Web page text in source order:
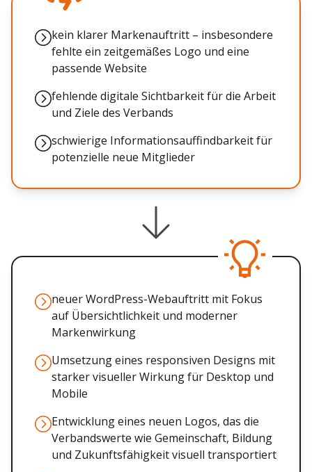
kein klarer Markenauftritt – insbesondere
fehlte ein zeitgemäßes Logo und eine
passende Website
fehlende digitale Sichtbarkeit für die Arbeit
und Ziele des Verbands
schwierige Informationsauffindbarkeit für
potenzielle neue Mitglieder
neuer WordPress-Webauftritt mit Fokus
auf Übersichtlichkeit und moderner
Markenwirkung
Umsetzung eines responsiven Designs mit
starker visueller Wirkung für Desktop und
Mobile
Entwicklung eines neuen Logos, das die
Verbandswerte wie Gemeinschaft, Bildung
und Zukunftsfähigkeit visuell transportiert